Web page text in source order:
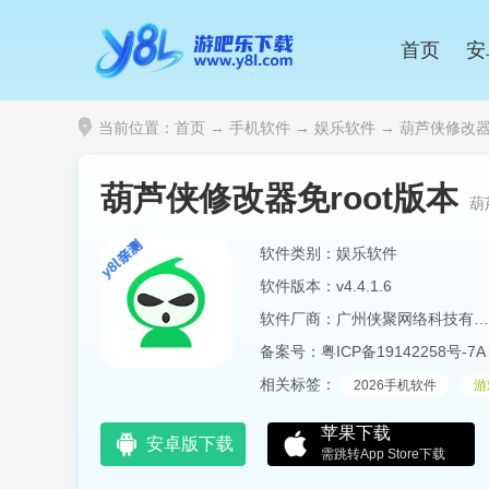
首页
当前位置： 首页 → 手机软件 → 娱乐软件 → 葫芦侠修改
葫芦侠修改器免root版本 葫
软件类别：娱乐软件
软件版本：v4.4.1.6
备案号： 粤ICP备19142258号-7A
相关标签：
2026手机软件
安卓版下载
苹果下载
需跳转App Store下载